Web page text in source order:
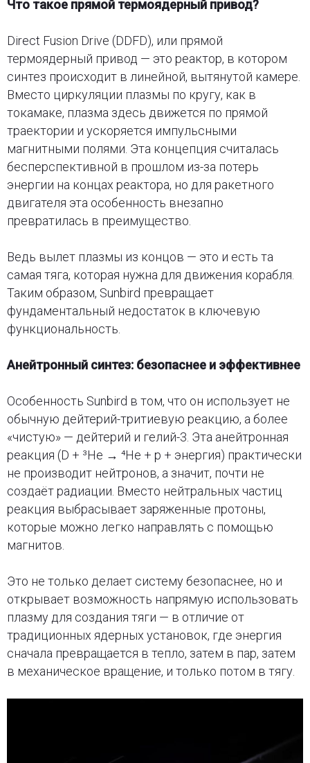
Что такое прямой термоядерный привод?
Direct Fusion Drive (DDFD), или прямой
термоядерный привод — это реактор, в котором
синтез происходит в линейной, вытянутой камере.
Вместо циркуляции плазмы по кругу, как в
токамаке, плазма здесь движется по прямой
траектории и ускоряется импульсными
магнитными полями. Эта концепция считалась
бесперспективной в прошлом из-за потерь
энергии на концах реактора, но для ракетного
двигателя эта особенность внезапно
превратилась в преимущество.
Ведь вылет плазмы из концов — это и есть та
самая тяга, которая нужна для движения корабля.
Таким образом, Sunbird превращает
фундаментальный недостаток в ключевую
функциональность.
Анейтронный синтез: безопаснее и эффективнее
Особенность Sunbird в том, что он использует не
обычную дейтерий-тритиевую реакцию, а более
«чистую» — дейтерий и гелий-3. Эта анейтронная
реакция (D + ³He → ⁴He + p + энергия) практически
не производит нейтронов, а значит, почти не
создаёт радиации. Вместо нейтральных частиц
реакция выбрасывает заряженные протоны,
которые можно легко направлять с помощью
магнитов.
Это не только делает систему безопаснее, но и
открывает возможность напрямую использовать
плазму для создания тяги — в отличие от
традиционных ядерных установок, где энергия
сначала превращается в тепло, затем в пар, затем
в механическое вращение, и только потом в тягу.